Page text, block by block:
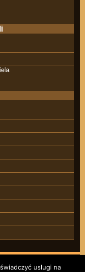
usługi na